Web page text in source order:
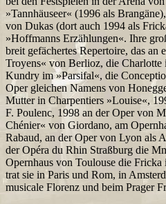
»Tannhäuseer« (1996 als
von Dukas (dort auch 1994 als
»Hoffmanns Erzählungen«. Ihre
breit gefächertes Repertoire, das an
Troyens« von Berlioz, die
Kundry im »Parsifal«, die
Oper gleichen Namens von
Mutter in Charpentiers »Louise«,
F. Poulenc, 1998 an der Oper von
Chénier« von Giordano, am
Rabaud, an der Oper von Lyon als
der Opéra du Rhin Straßburg die
Opernhaus von Toulouse die
trat sie in Paris und Rom, in
musicale Florenz und beim Prager